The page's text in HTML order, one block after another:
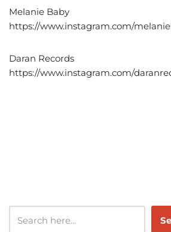
Melanie Baby
https://www.instagram.com/
Daran Records
https://www.instagram.com/